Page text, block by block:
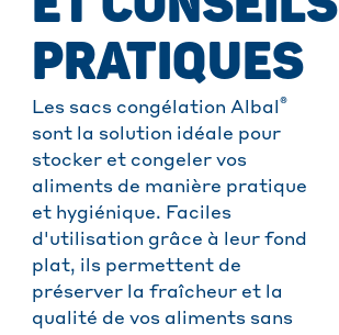
PRATIQUES
Les sacs congélation Albal ®
sont la solution idéale pour
stocker et congeler vos
aliments de manière pratique
et hygiénique. Faciles
d'utilisation grâce à leur fond
plat, ils permettent de
préserver la fraîcheur et la
qualité de vos aliments sans